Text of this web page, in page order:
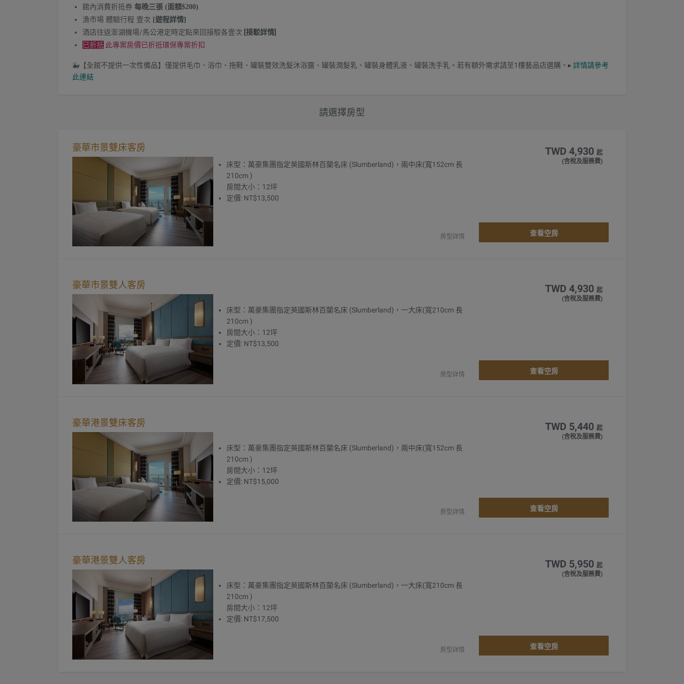
館內消費折抵券 每晚三張 (面額$200)
漁市場 體驗行程 壹次 [遊程詳情]
酒店往返澎湖機場/馬公港定時定點來回接駁各壹次 [接駁詳情]
已折抵 此專案房價已折抵環保專案折扣
🐳【全館不提供一次性備品】僅提供毛巾、浴巾、拖鞋、罐裝雙效洗髮沐浴露、罐裝潤髮乳、罐裝身體乳液、罐裝洗手乳。若有額外需求請至1樓藝品店選購。▸詳情請參考
此連結
請選擇房型
豪華市景雙床客房
床型：萬豪集團指定英國斯林百蘭名床 (Slumberland)，兩中床(寬152cm 長
210cm )
房間大小：12坪
定價: NT$13,500
房型詳情
TWD 4,930 起
(含稅及服務費)
查看空房
豪華市景雙人客房
床型：萬豪集團指定英國斯林百蘭名床 (Slumberland)，一大床(寬210cm 長
210cm )
房間大小：12坪
定價: NT$13,500
房型詳情
TWD 4,930 起
(含稅及服務費)
查看空房
豪華港景雙床客房
床型：萬豪集團指定英國斯林百蘭名床 (Slumberland)，兩中床(寬152cm 長
210cm )
房間大小：12坪
定價: NT$15,000
房型詳情
TWD 5,440 起
(含稅及服務費)
查看空房
豪華港景雙人客房
床型：萬豪集團指定英國斯林百蘭名床 (Slumberland)，一大床(寬210cm 長
210cm )
房間大小：12坪
定價: NT$17,500
房型詳情
TWD 5,950 起
(含稅及服務費)
查看空房